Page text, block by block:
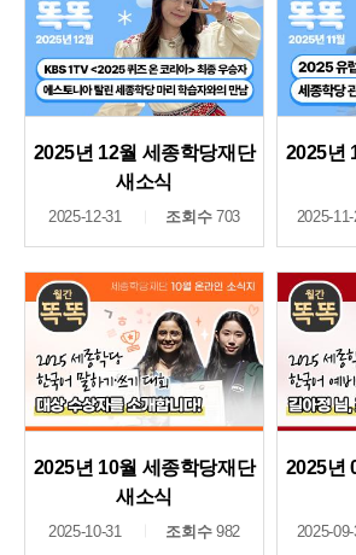
2025년 12월 세종학당재단
새소식
2025-12-31 조회수703
2025년
2025-
2025년 10월 세종학당재단
새소식
2025-10-31 조회수982
2025년
2025-